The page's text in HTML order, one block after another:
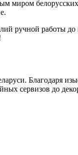
миром
ручной работы до
Благодаря
сервизов до